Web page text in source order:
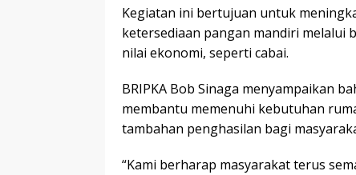
Kegiatan ini bertujuan untuk
ketersediaan pangan mandiri melalui
nilai ekonomi, seperti cabai.
BRIPKA Bob Sinaga menyampaikan
membantu memenuhi kebutuhan
tambahan penghasilan bagi
“Kami berharap masyarakat terus